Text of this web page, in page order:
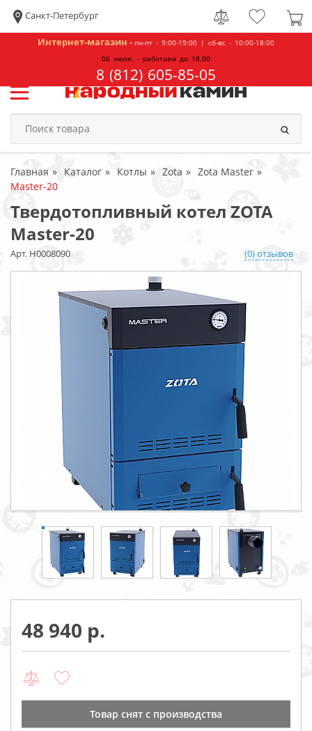
Санкт-Петербург
Интернет-магазин - пн-пт - 9:00-19:00 | сб-вс - 10:00-18:00
06 июля. - работаем до 18.00
8 (812) 605-85-05
Главная Каталог Котлы Zota
Zota Master
Master-20
Твердотопливный котел ZOTA
Master-20
Арт. Н0008090 (0) отзывов
48 940
Товар cнят с производства